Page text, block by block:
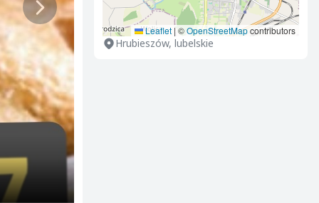
Leaflet | ©OpenStreetMapcontributors
Hrubieszów, lubelskie